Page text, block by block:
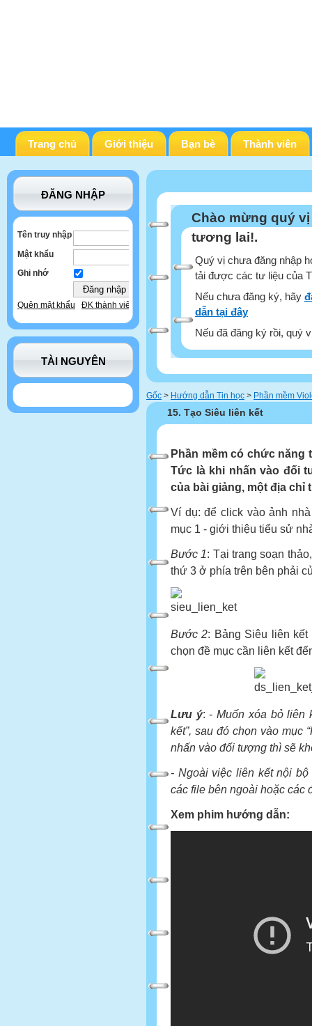
Trang chủ Giới thiệu Bạn bè Thành viên
ĐĂNG NHẬP
Tên truy nhập
Mật khẩu
Ghi nhớ
Quên mật khẩu ĐK thành viên
TÀI NGUYÊN
Chào mừng quý
tương lai!.
Quý vị chưa đăng nhập
tải được các tư liệu của
Nếu chưa đăng ký, hãy
dẫn tại đây
Nếu đã đăng ký rồi, quý
Gốc > Hướng dẫn Tin học > Phần mềm
15. Tạo Siêu liên kết
Phần mềm có chức năng
Tức là khi nhấn vào đối
của bài giảng, một địa chỉ
Ví dụ: để click vào ảnh
mục 1 - giới thiệu tiểu sử
Bước 1: Tại trang soạn
thứ 3 ở phía trên bên phải
Bước 2: Bảng Siêu liên kết
chọn đề mục cần liên kết
Lưu ý: -Muốn xóa bỏ liên
kết”, sau đó chọn vào mục
nhấn vào đối tượng thì sẽ
- Ngoài việc liên kết nội
các file bên ngoài hoặc các
Xem phim hướng dẫn: